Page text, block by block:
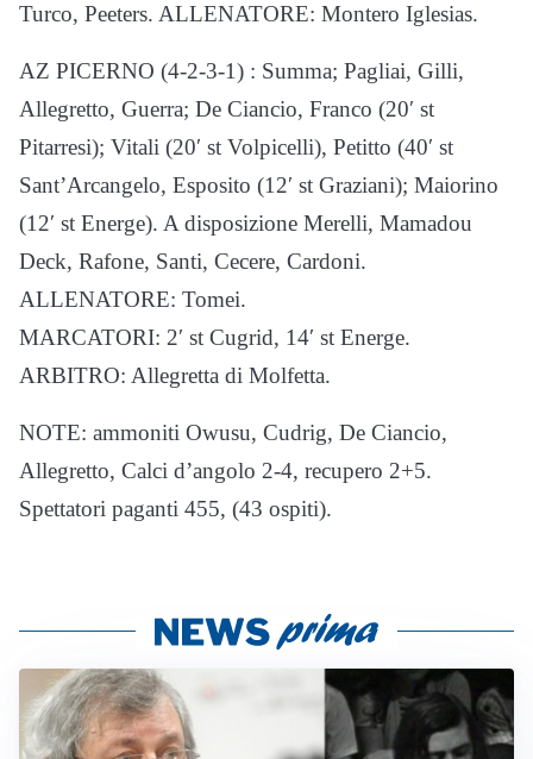
Turco, Peeters. ALLENATORE: Montero Iglesias.
AZ PICERNO (4-2-3-1) : Summa; Pagliai, Gilli,
Allegretto, Guerra; De Ciancio, Franco (20′ st
Pitarresi); Vitali (20′ st Volpicelli), Petitto (40′ st
Sant’Arcangelo, Esposito (12′ st Graziani); Maiorino
(12′ st Energe). A disposizione Merelli, Mamadou
Deck, Rafone, Santi, Cecere, Cardoni.
ALLENATORE: Tomei.
MARCATORI: 2′ st Cugrid, 14′ st Energe.
ARBITRO: Allegretta di Molfetta.
NOTE: ammoniti Owusu, Cudrig, De Ciancio,
Allegretto, Calci d’angolo 2-4, recupero 2+5.
Spettatori paganti 455, (43 ospiti).